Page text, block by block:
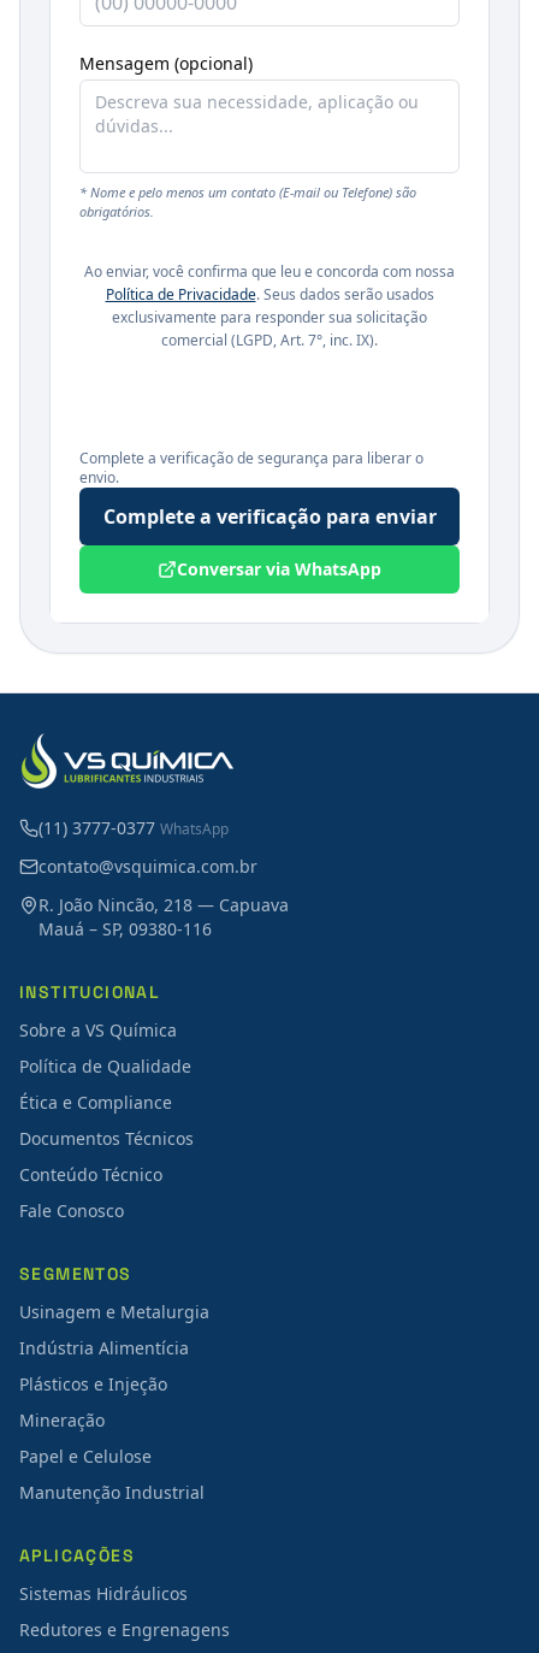
Mensagem (opcional)
* Nome e pelo menos um contato (E-mail ou Telefone) são
obrigatórios.
Ao enviar, você confirma que leu e concorda com nossa
Política de Privacidade. Seus dados serão usados
exclusivamente para responder sua solicitação
comercial (LGPD, Art. 7°, inc. IX).
Complete a verificação de segurança para liberar o
envio.
Complete a verificação para enviar
Conversar via WhatsApp
(11) 3777-0377 WhatsApp
contato@vsquimica.com.br
R. João Nincão, 218 — Capuava
Mauá – SP, 09380-116
INSTITUCIONAL
Sobre a VS Química
Política de Qualidade
Ética e Compliance
Documentos Técnicos
Conteúdo Técnico
Fale Conosco
SEGMENTOS
Usinagem e Metalurgia
Indústria Alimentícia
Plásticos e Injeção
Mineração
Papel e Celulose
Manutenção Industrial
APLICAÇÕES
Sistemas Hidráulicos
Redutores e Engrenagens